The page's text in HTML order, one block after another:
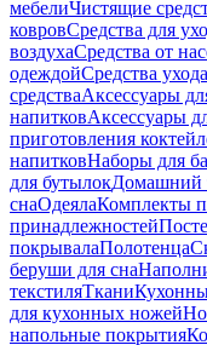
мебелиЧистящие
ковровСредства для
воздухаСредства от
одеждойСредства
средстваАксессуары
напитковАксессуары
приготовления
напитковНаборы для
для бутылокДомашний
снаОдеялаКомплекты
принадлежностей
покрывалаПолотенца
беруши для сна
текстиляТкани
для кухонных ножей
напольные покрытия